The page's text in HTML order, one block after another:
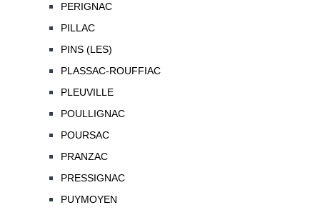
PERIGNAC
PILLAC
PINS (LES)
PLASSAC-ROUFFIAC
PLEUVILLE
POULLIGNAC
POURSAC
PRANZAC
PRESSIGNAC
PUYMOYEN